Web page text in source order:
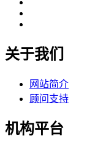
关于我们
网站简介
顾问支持
机构平台